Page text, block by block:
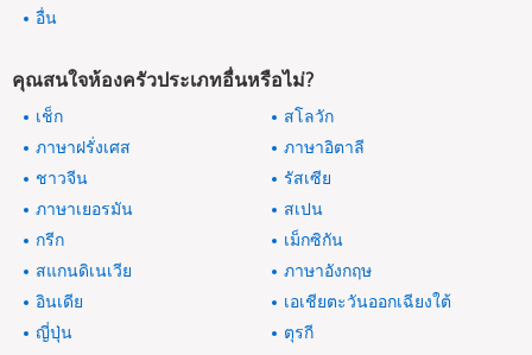
อื่น
คุณสนใจห้องครัวประเภทอื่นหรือไม่?
เช็ก
สโลวัก
ภาษาฝรั่งเศส
ภาษาอิตาลี
ชาวจีน
รัสเซีย
ภาษาเยอรมัน
สเปน
กรีก
เม็กซิกัน
สแกนดิเนเวีย
ภาษาอังกฤษ
อินเดีย
เอเชียตะวันออกเฉียงใต้
ญี่ปุ่น
ตุรกี